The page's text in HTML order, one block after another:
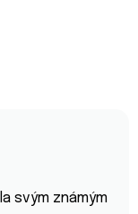
svým známým